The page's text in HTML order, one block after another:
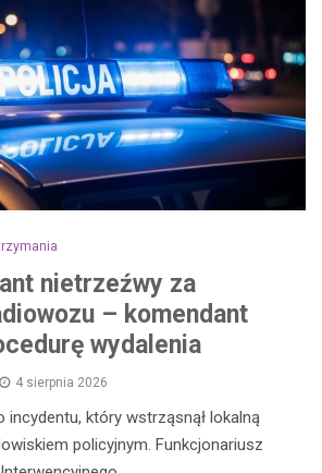
nietrzeźwy za
– komendant
wydalenia
4 sierpnia 2026
incydentu, który wstrząsnął lokalną
policyjnym. Funkcjonariusz